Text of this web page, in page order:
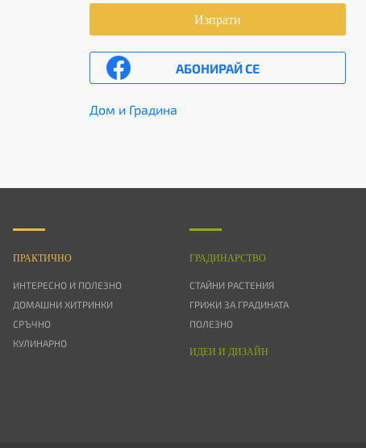
Изпрати
АБОНИРАЙ СЕ
Дом и Градина
ПРАКТИЧНО
ИНТЕРЕСНО И ПОЛЕЗНО
ДОМАШНИ ХИТРИНКИ
СРЪЧНО
КУЛИНАРНО
ГРАДИНАРСТВО
СТАЙНИ РАСТЕНИЯ
ГРИЖИ ЗА ГРАДИНАТА
ПОЛЕЗНО
ИДЕИ И ДИЗАЙН